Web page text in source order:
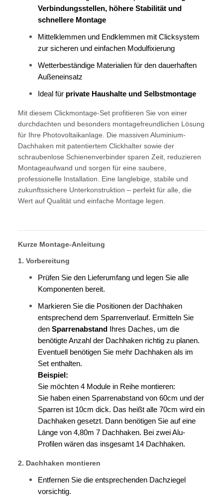
Verbindungsstellen, höhere Stabilität und
schnellere Montage
Mittelklemmen und Endklemmen mit Clicksystem
zur sicheren und einfachen Modulfixierung
Wetterbeständige Materialien für den dauerhaften
Außeneinsatz
Ideal für private Haushalte und Selbstmontage
Mit diesem Clickmontage-Set profitieren Sie von einer
durchdachten und besonders montagefreundlichen Lösung
für Ihre Photovoltaikanlage. Die massiven Aluminium-
Dachhaken mit patentiertem Clickhalter sowie der
schraubenlose Schienenverbinder sparen Zeit, reduzieren
Montageaufwand und sorgen für eine saubere,
professionelle Installation. Eine langlebige, stabile und
zukunftssichere Unterkonstruktion – perfekt für alle, die
Wert auf Qualität und einfache Montage legen.
Kurze Montage-Anleitung
1. Vorbereitung
Prüfen Sie den Lieferumfang und legen Sie alle
Komponenten bereit.
Markieren Sie die Positionen der Dachhaken
entsprechend dem Sparrenverlauf. Ermitteln Sie
den Sparrenabstand
Ihres Daches, um die
benötigte Anzahl der Dachhaken richtig zu planen.
Eventuell benötigen Sie mehr Dachhaken als im
Set enthalten.
Beispiel:
Sie möchten 4 Module in Reihe montieren:
Sie haben einen Sparrenabstand von 60cm und der
Sparren ist 10cm dick. Das heißt alle 70cm wird ein
Dachhaken gesetzt. Dann benötigen Sie auf eine
Länge von 4,80m 7 Dachhaken. Bei zwei Alu-
Profilen wären das insgesamt 14 Dachhaken.
2. Dachhaken montieren
Entfernen Sie die entsprechenden Dachziegel
vorsichtig.